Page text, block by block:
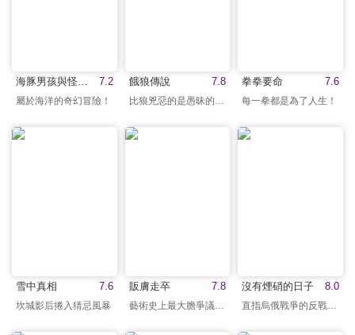
7.2
海豚男孩與怪物(英)
屬於海洋的奇幻冒險！
7.8
餓狼傳說
比狼兇惡的是愚昧的人們
7.6
拳拳要命
每一拳都是為了人生！
7.6
雪中真相
坎城影后捲入猜忌風暴
7.8
販膚走卒
藝術史上最大膽爭議之作
8.0
沒有煙硝的日子
直指烏俄戰爭的反戰電影